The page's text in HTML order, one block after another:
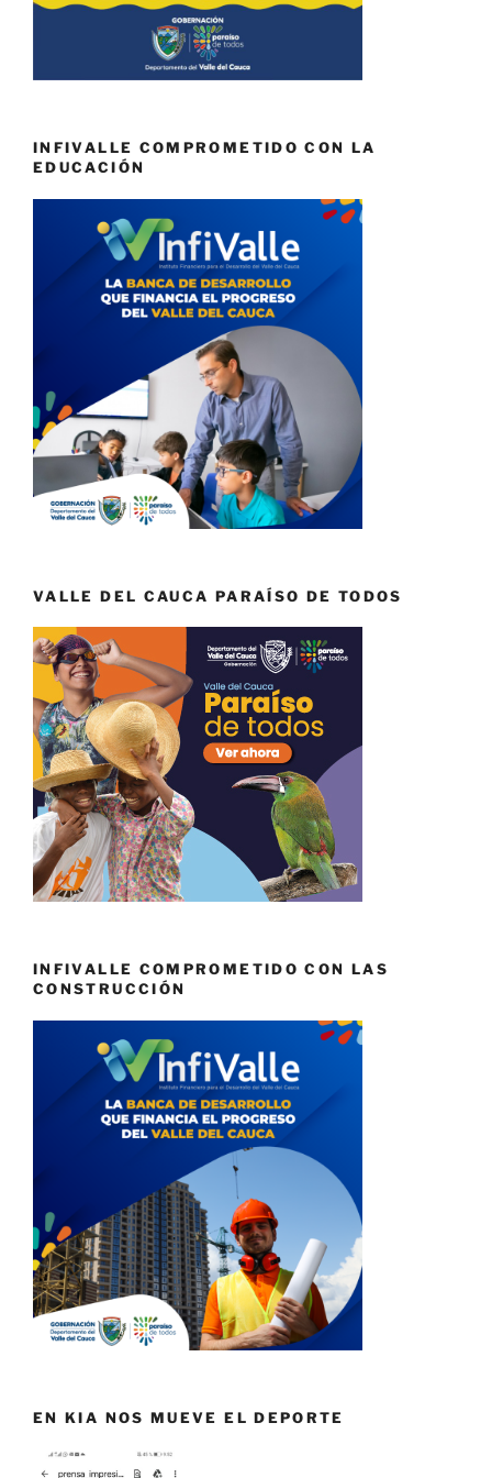
INFIVALLE COMPROMETIDO CON LA
EDUCACIÓN
VALLE DEL CAUCA PARAÍSO DE TODOS
INFIVALLE COMPROMETIDO CON LAS
CONSTRUCCIÓN
EN KIA NOS MUEVE EL DEPORTE